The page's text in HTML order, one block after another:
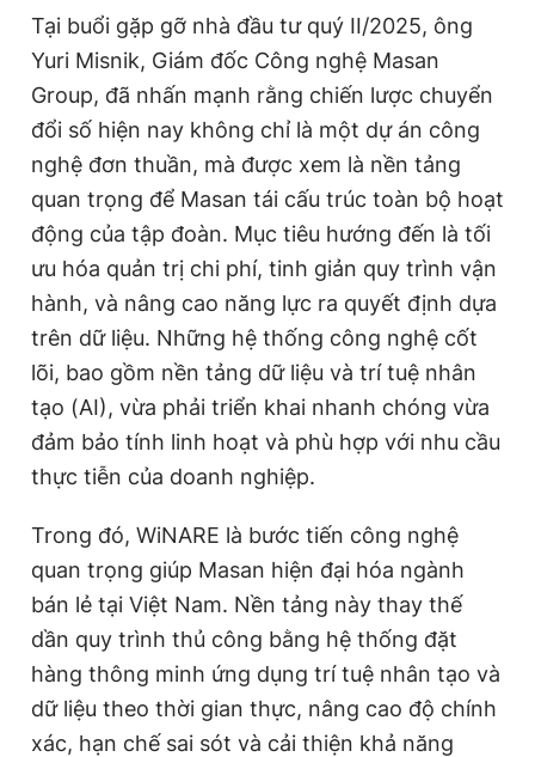
bản. Phát triển bởi ePi Technologies, JSC.
Tại buổi gặp gỡ nhà đầu tư quý II/2025, ông
Yuri Misnik, Giám đốc Công nghệ Masan
Group, đã nhấn mạnh rằng chiến lược chuyển
đổi số hiện nay không chỉ là một dự án công
nghệ đơn thuần, mà được xem là nền tảng
quan trọng để Masan tái cấu trúc toàn bộ hoạt
động của tập đoàn. Mục tiêu hướng đến là tối
ưu hóa quản trị chi phí, tinh giản quy trình vận
hành, và nâng cao năng lực ra quyết định dựa
trên dữ liệu. Những hệ thống công nghệ cốt
lõi, bao gồm nền tảng dữ liệu và trí tuệ nhân
tạo (AI), vừa phải triển khai nhanh chóng vừa
đảm bảo tính linh hoạt và phù hợp với nhu cầu
thực tiễn của doanh nghiệp.
Trong đó, WiNARE là bước tiến công nghệ
quan trọng giúp Masan hiện đại hóa ngành
bán lẻ tại Việt Nam. Nền tảng này thay thế
dần quy trình thủ công bằng hệ thống đặt
hàng thông minh ứng dụng trí tuệ nhân tạo và
dữ liệu theo thời gian thực, nâng cao độ chính
xác, hạn chế sai sót và cải thiện khả năng